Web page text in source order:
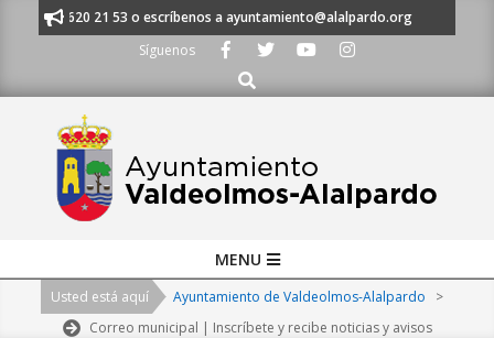
al 91 620 21 53 o escríbenos a ayuntamiento@alalpardo.org
Síguenos
Buscar
Navigation
MENU
Usted está aquí Ayuntamiento de Valdeolmos-Alalpardo
>
Correo municipal | Inscríbete y recibe noticias y avisos